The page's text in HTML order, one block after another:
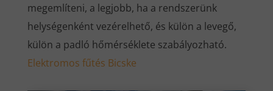
megemlíteni, a legjobb, ha a rendszerünk
helységenként vezérelhető, és külön a levegő,
külön a padló hőmérséklete szabályozható.
Elektromos fűtés Bicske